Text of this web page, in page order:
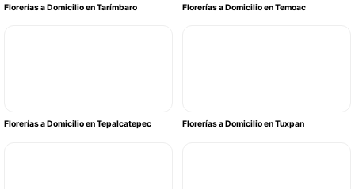
Florerías a Domicilio en Tarímbaro Florerías a Domicilio en Temoac
Florerías a Domicilio en Tepalcatepec Florerías a Domicilio en Tuxpan